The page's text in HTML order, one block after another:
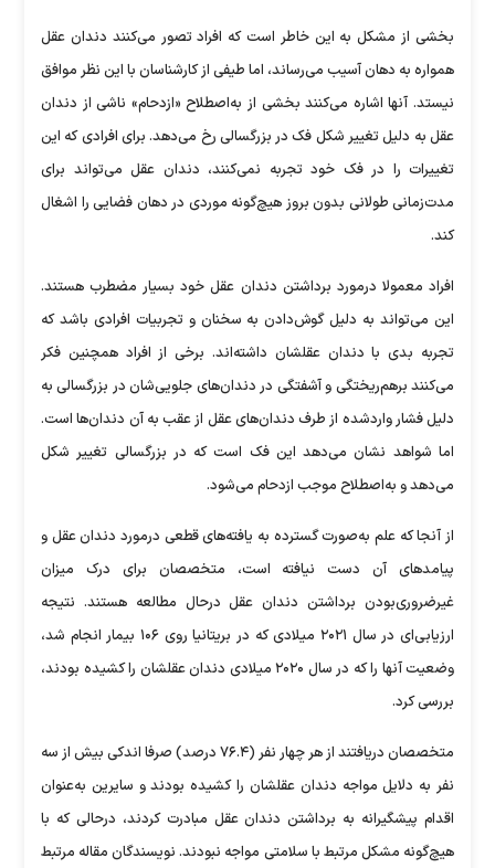
بخشی از مشکل به این خاطر است که افراد تصور می‌کنند دندان عقل
همواره به دهان آسیب می‌رساند، اما طیفی از کارشناسان با این نظر موافق
نیستد. آنها اشاره می‌کنند بخشی از به‌اصطلاح «ازدحام» ناشی از دندان
عقل به دلیل تغییر شکل فک در بزرگسالی رخ می‌دهد. برای افرادی که این
تغییرات را در فک خود تجربه نمی‌کنند، دندان عقل می‌تواند برای
مدت‌زمانی طولانی بدون بروز هیچ‌گونه موردی در دهان فضایی را اشغال
کند.
افراد معمولا درمورد برداشتن دندان عقل خود بسیار مضطرب هستند.
این می‌تواند به دلیل گوش‌دادن به سخنان و تجربیات افرادی باشد که
تجربه بدی با دندان عقلشان داشته‌اند. برخی از افراد همچنین فکر
می‌کنند برهم‌ریختگی و آشفتگی در دندان‌های جلویی‌شان در بزرگسالی به
دلیل فشار واردشده از طرف دندان‌های عقل از عقب به آن دندان‌ها است.
اما شواهد نشان می‌دهد این فک است که در بزرگسالی تغییر شکل
می‌دهد و به‌اصطلاح موجب ازدحام می‌شود.
از آنجا که علم به‌صورت گسترده به یافته‌های قطعی درمورد دندان عقل و
پیامد‌های آن دست نیافته است، متخصصان برای درک میزان
غیرضروری‌بودن برداشتن دندان عقل درحال مطالعه هستند. نتیجه
ارزیابی‌ای در سال ۲۰۲۱ میلادی که در بریتانیا روی ۱۰۶ بیمار انجام شد،
وضعیت آنها را که در سال ۲۰۲۰ میلادی دندان عقلشان را کشیده بودند،
بررسی کرد.
متخصصان دریافتند از هر چهار نفر (۷۶.۴ درصد) صرفا اندکی بیش از سه
نفر به دلایل مواجه دندان عقلشان را کشیده بودند و سایرین به‌عنوان
اقدام پیشگیرانه به برداشتن دندان عقل مبادرت کردند، درحالی که با
هیچ‌گونه مشکل مرتبط با سلامتی مواجه نبودند. نویسندگان مقاله مرتبط